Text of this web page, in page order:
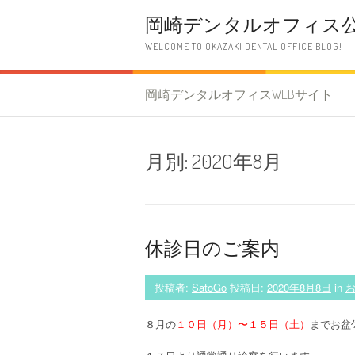
ツ
キ
岡崎デンタルオフィス
WELCOME TO OKAZAKI DENTAL OFFICE BLOG!
岡崎デンタルオフィスWEBサイト
月別:2020年8月
休診日のご案内
投稿者: SatoGo 投稿日: 2020年8月8日 in
８月の１０日（月）〜１５日（土） までお盆